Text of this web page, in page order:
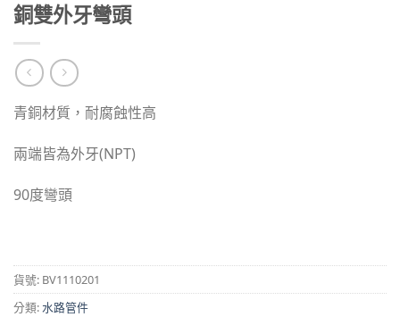
銅雙外牙彎頭
青銅材質，耐腐蝕性高
兩端皆為外牙(NPT)
90度彎頭
貨號: BV1110201
分類:水路管件